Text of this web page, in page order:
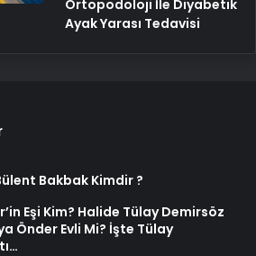
Ortopodoloji İle Diyabetik
Ayak Yarası Tedavisi
Bakbak Kimdir ?
Eşi Kim? Halide Tülay Demirsöz
Önder Evli Mi? İşte Tülay